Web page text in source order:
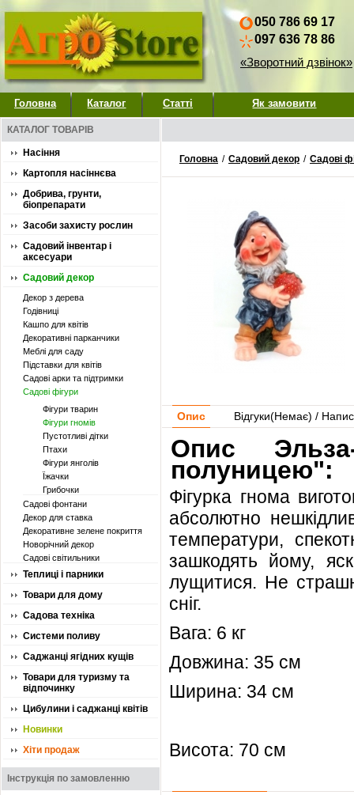
050 786 69 17
097 636 78 86
«Зворотний дзвінок»
Головна Каталог Статті Як замовити
КАТАЛОГ ТОВАРІВ
Насіння
Картопля насіннєва
Добрива, грунти,
біопрепарати
Засоби захисту рослин
Садовий інвентар і
аксесуари
Садовий декор
Декор з дерева
Годівниці
Кашпо для квітів
Декоративні парканчики
Меблі для саду
Підставки для квітів
Садові арки та підтримки
Садові фігури
Фігури тварин
Фігури гномів
Пустотливі дітки
Птахи
Фігури янголів
Їжачки
Грибочки
Садові фонтани
Декор для ставка
Декоративне зелене покриття
Новорічний декор
Садові світильники
Теплиці і парники
Товари для дому
Садова техніка
Системи поливу
Саджанці ягідних кущів
Товари для туризму та
відпочинку
Цибулини і саджанці квітів
Новинки
Хіти продаж
Інструкція по замовленню
Головна / Садовий декор / Садові
Опис Відгуки(Немає) /
Опис
полуницею":
Фігурка гнома
абсолютно
температури,
зашкодять йому,
лущитися. Не
сніг.
Вага: 6 кг
Довжина: 35 см
Ширина: 34 см
Висота: 70 см